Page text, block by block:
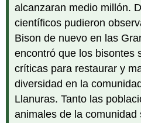
alcanzaran medio millón.
científicos pudieron
Bison de nuevo en las
encontró que los bisontes
críticas para restaurar y
diversidad en la
Llanuras. Tanto las
animales de la